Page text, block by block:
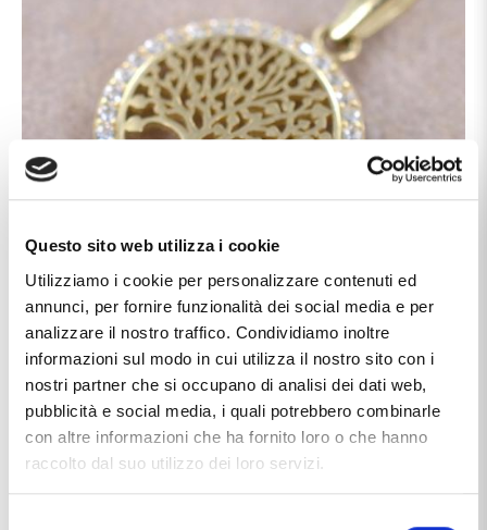
Questo sito web utilizza i cookie
Utilizziamo i cookie per personalizzare contenuti ed
annunci, per fornire funzionalità dei social media e per
analizzare il nostro traffico. Condividiamo inoltre
informazioni sul modo in cui utilizza il nostro sito con i
nostri partner che si occupano di analisi dei dati web,
pubblicità e social media, i quali potrebbero combinarle
con altre informazioni che ha fornito loro o che hanno
raccolto dal suo utilizzo dei loro servizi.
Caratteristiche
Chiusura moschettone
Marca Cappagli Gioielli